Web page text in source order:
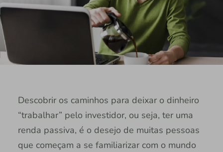
Descobrir os caminhos para deixar o dinheiro
“trabalhar” pelo investidor, ou seja, ter uma
renda passiva, é o desejo de muitas pessoas
que começam a se familiarizar com o mundo